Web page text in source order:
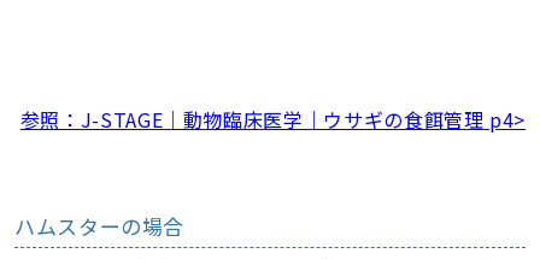
参照：J-STAGE｜動物臨床医学｜ウサギの食餌管理 p4>
ハムスターの場合